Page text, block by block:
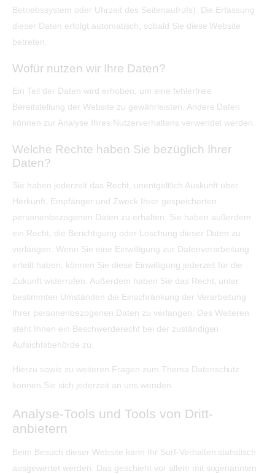
Betriebssystem oder Uhrzeit des Seitenaufrufs). Die Erfassung
dieser Daten erfolgt automatisch, sobald Sie diese Website
betreten.
Wofür nutzen wir Ihre Daten?
Ein Teil der Daten wird erhoben, um eine fehlerfreie
Bereitstellung der Website zu gewährleisten. Andere Daten
können zur Analyse Ihres Nutzerverhaltens verwendet werden.
Welche Rechte haben Sie bezüglich Ihrer
Daten?
Sie haben jederzeit das Recht, unentgeltlich Auskunft über
Herkunft, Empfänger und Zweck Ihrer gespeicherten
personenbezogenen Daten zu erhalten. Sie haben außerdem
ein Recht, die Berichtigung oder Löschung dieser Daten zu
verlangen. Wenn Sie eine Einwilligung zur Datenverarbeitung
erteilt haben, können Sie diese Einwilligung jederzeit für die
Zukunft widerrufen. Außerdem haben Sie das Recht, unter
bestimmten Umständen die Einschränkung der Verarbeitung
Ihrer personenbezogenen Daten zu verlangen. Des Weiteren
steht Ihnen ein Beschwerderecht bei der zuständigen
Aufsichtsbehörde zu.
Hierzu sowie zu weiteren Fragen zum Thema Datenschutz
können Sie sich jederzeit an uns wenden.
Analyse-Tools und Tools von Dritt­
anbietern
Beim Besuch dieser Website kann Ihr Surf-Verhalten statistisch
ausgewertet werden. Das geschieht vor allem mit sogenannten